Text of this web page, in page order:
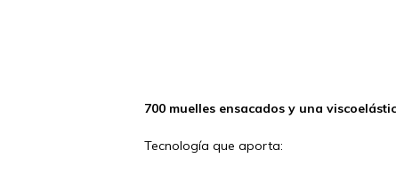
700 muelles ensacados y una
Tecnología que aporta: